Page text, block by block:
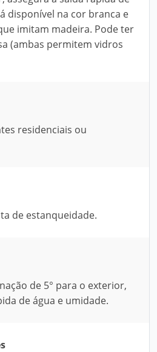
disponível na cor branca e
imitam madeira. Pode ter
(ambas permitem vidros
residenciais ou
de estanqueidade.
de 5° para o exterior,
de água e umidade.